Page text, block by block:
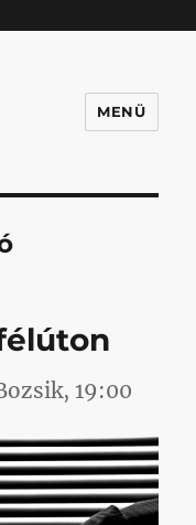
MENÜ
19:00